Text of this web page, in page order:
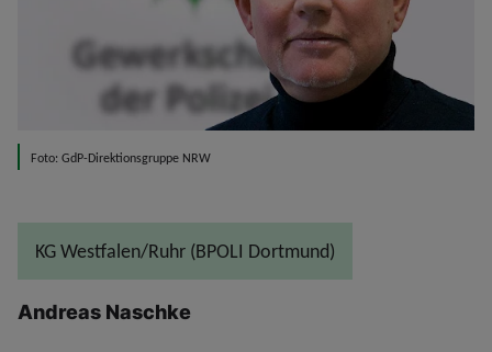
Foto: GdP-Direktionsgruppe NRW
KG Westfalen/Ruhr (BPOLI Dortmund)
Andreas Naschke